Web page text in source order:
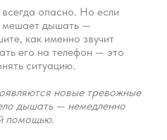
опасно. Но если
мешает дышать —
как именно звучит
его на телефон — это
ситуацию.
новые тревожные
дышать — немедленно
помощью.
Сергеевна
011-73-03
картинки